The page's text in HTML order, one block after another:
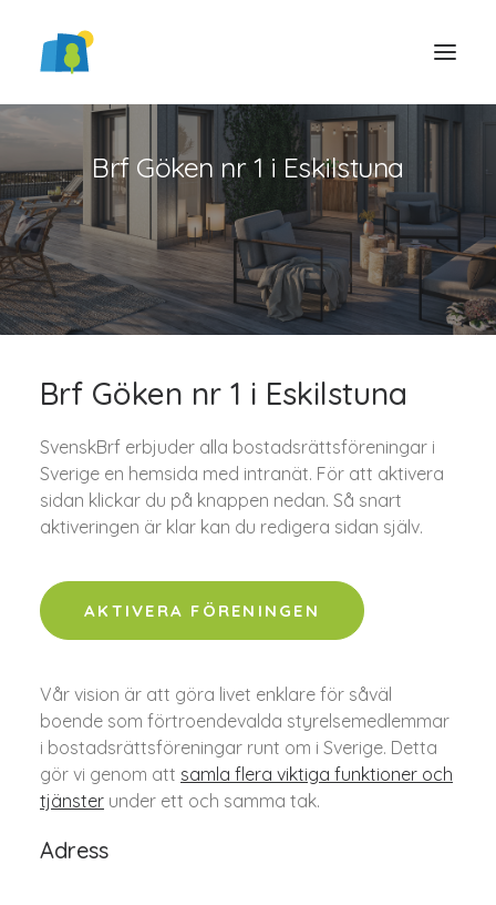
LOGGA IN
Brf Göken nr 1 i Eskilstuna
Brf Göken nr 1 i Eskilstuna
SvenskBrf erbjuder alla bostadsrättsföreningar i
Sverige en hemsida med intranät. För att aktivera
sidan klickar du på knappen nedan. Så snart
aktiveringen är klar kan du redigera sidan själv.
AKTIVERA FÖRENINGEN
Vår vision är att göra livet enklare för såväl
boende som förtroendevalda styrelsemedlemmar
i bostadsrättsföreningar runt om i Sverige. Detta
gör vi genom att samla flera viktiga funktioner och
tjänster under ett och samma tak.
Adress